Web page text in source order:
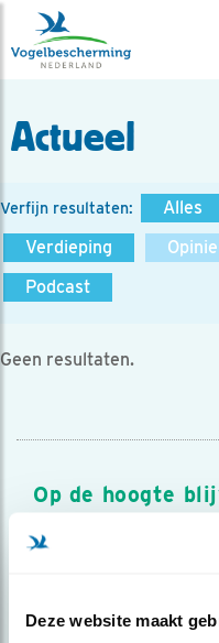
Deze website maakt
Actueel
Verfijn resultaten: Alles
Verdieping
Opinie
Podcast
Geen resultaten.
Op de hoogte
Meld je aan en ontvang
over vogels en